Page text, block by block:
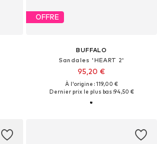
OFFRE
BUFFALO
Sandales 'HEART 2'
95,20 €
À l'origine : 119,00 €
Dernier prix le plus bas :94,50 €